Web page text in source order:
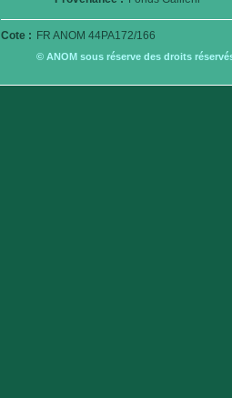
Cote : FR ANOM 44PA172/166
© ANOM sous réserve des droits